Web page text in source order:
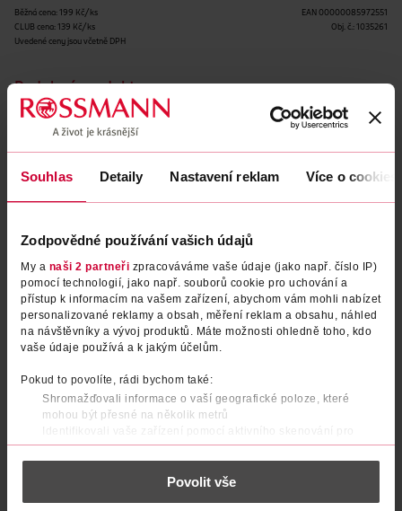
Souhlas Detaily Nastavení reklam Více o cookies
Zodpovědné používání vašich údajů
My a naši 2 partneři zpracováváme vaše údaje (jako např. číslo IP)
pomocí technologií, jako např. souborů cookie pro uchování a
přístup k informacím na vašem zařízení, abychom vám mohli nabízet
personalizované reklamy a obsah, měření reklam a obsahu, náhled
na návštěvníky a vývoj produktů. Máte možnosti ohledně toho, kdo
vaše údaje používá a k jakým účelům.
Pokud to povolíte, rádi bychom také:
Shromažďovali informace o vaší geografické poloze, které
mohou být přesné na několik metrů
Identifikovali vaše zařízení pomocí aktivního skenování pro
konkrétní charakteristiky (otisk prstu)
Zjistěte více o tom, jak zpracováváme vaše osobní údaje, a nastavte
části s podrobnostmi . Svůj souhlas můžete kdykoliv
Povolit vše
Běžná cena: 199 Kč/ks
CLUB cena: 139 Kč/ks
Uvedené ceny jsou včetně DPH
EAN 00000085972551
Obj. č.: 1035261
Podobné produkty
Fix na obočí 16H Microblade
Tattoo 02
Dermacol
139 Kč 199 Kč
Fix na obočí Tattoo Ink Pen 02
brown
199 Kč